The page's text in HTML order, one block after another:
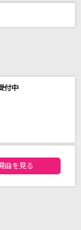
付中
ング
曲を見る